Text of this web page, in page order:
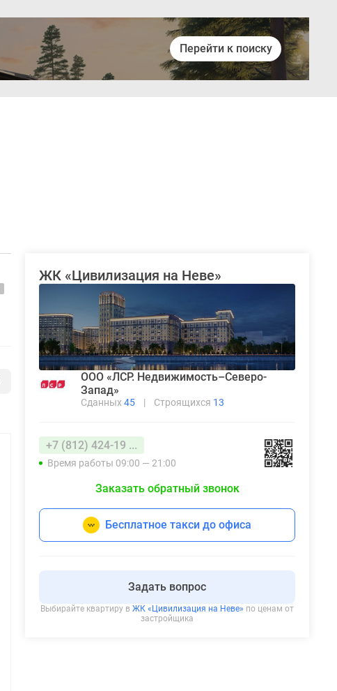
Перейти к поиску
ЖК «Цивилизация на Неве»
ООО «ЛСР. Недвижимость–Северо-
Запад»
Сданных45 | Строящихся 13
+7 (812) 424-19 ...
Время работы 09:00 — 21:00
Заказать обратный звонок
Бесплатное такси до офиса
Задать вопрос
Выбирайте квартиру в ЖК «Цивилизация на Неве» по ценам от
застройщика